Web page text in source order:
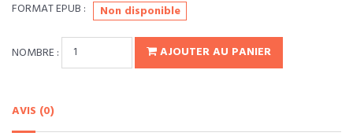
FORMAT EPUB :
Non disponible
NOMBRE : AJOUTER AU PANIER
AVIS (0)